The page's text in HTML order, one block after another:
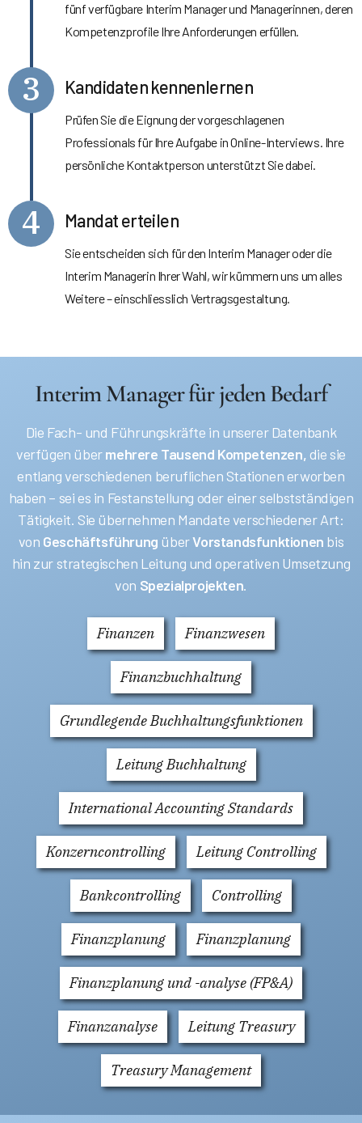
fünf verfügbare Interim Manager und Managerinnen, deren
Kompetenzprofile Ihre Anforderungen erfüllen.
3 Kandidaten kennenlernen
Prüfen Sie die Eignung der vorgeschlagenen
Professionals für Ihre Aufgabe in Online-Interviews. Ihre
persönliche Kontaktperson unterstützt Sie dabei.
4 Mandat erteilen
Sie entscheiden sich für den Interim Manager oder die
Interim Managerin Ihrer Wahl, wir kümmern uns um alles
Weitere – einschliesslich Vertragsgestaltung.
Interim Manager für jeden Bedarf
Die Fach- und Führungskräfte in unserer Datenbank
verfügen übermehrere Tausend Kompetenzen,die sie
entlang verschiedenen beruflichen Stationen erworben
haben – sei es in Festanstellung oder einer selbstständigen
Tätigkeit. Sie übernehmen Mandate verschiedener Art:
von Geschäftsführung überVorstandsfunktionen bis
hin zur strategischen Leitung und operativen Umsetzung
von Spezialprojekten.
Finanzen Finanzwesen
Finanzbuchhaltung
Grundlegende Buchhaltungsfunktionen
Leitung Buchhaltung
International Accounting Standards
Konzerncontrolling Leitung Controlling
Bankcontrolling Controlling
Finanzplanung Finanzplanung
Finanzplanung und -analyse (FP&A)
Finanzanalyse Leitung Treasury
Treasury Management